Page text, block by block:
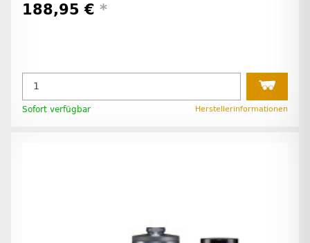
188,95 € *
Sofort verfügbar Herstellerinformationen